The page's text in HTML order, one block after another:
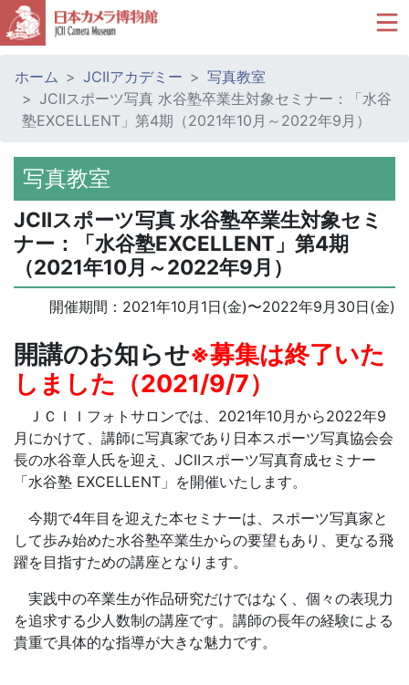
ホーム JCIIアカデミー
写真教室
JCIIスポーツ写真 水谷塾卒業生対象セミナー：「水谷
塾EXCELLENT」第4期（2021年10月～2022年9月）
写真教室
JCIIスポーツ写真 水谷塾卒業生対象セミ
ナー：「水谷塾EXCELLENT」第4期
（2021年10月～2022年9月）
開催期間： 2021年10月1日(金)〜2022年9月30日(金)
開講のお知らせ※募集は終了いた
しました（2021/9/7）
ＪＣＩＩフォトサロンでは、2021年10月から2022年9
月にかけて、講師に写真家であり日本スポーツ写真協会会
長の水谷章人氏を迎え、JCIIスポーツ写真育成セミナー
「水谷塾 EXCELLENT」を開催いたします。
今期で4年目を迎えた本セミナーは、スポーツ写真家と
して歩み始めた水谷塾卒業生からの要望もあり、更なる飛
躍を目指すための講座となります。
実践中の卒業生が作品研究だけではなく、個々の表現力
を追求する少人数制の講座です。講師の長年の経験による
貴重で具体的な指導が大きな魅力です。